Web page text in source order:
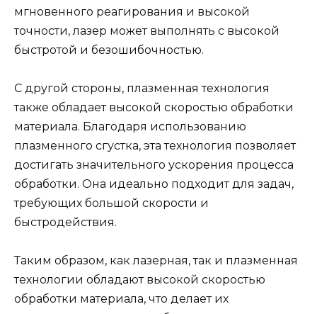
мгновенного реагирования и высокой
точности, лазер может выполнять с высокой
быстротой и безошибочностью.
С другой стороны, плазменная технология
также обладает высокой скоростью обработки
материала. Благодаря использованию
плазменного сгустка, эта технология позволяет
достигать значительного ускорения процесса
обработки. Она идеально подходит для задач,
требующих большой скорости и
быстродействия.
Таким образом, как лазерная, так и плазменная
технологии обладают высокой скоростью
обработки материала, что делает их